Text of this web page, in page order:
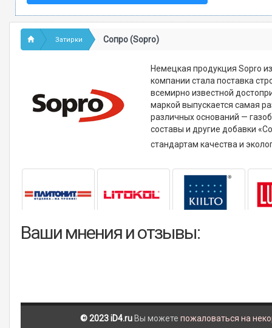
Затирки Сопро (Sopro)
Немецкая продукция Sopro
компании стала поставка
всемирно известной
маркой выпускается самая
различных оснований —
составы и другие добавки
стандартам качества и
Ваши мнения и отзывы:
© 2023 iD4.ru Вы можете пожаловаться на